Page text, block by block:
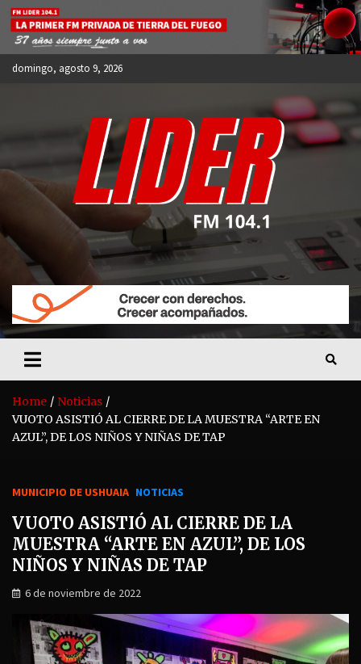
Skip
content
domingo, agosto 9, 2026
FM LIDER 104.1
Home
Noticias
VUOTO ASISTIÓ AL CIERRE DE LA MUESTRA “ARTE EN
AZUL”, DE LOS NIÑOS Y NIÑAS DE TAP
MUNICIPIO DE USHUAIA NOTICIAS
VUOTO ASISTIÓ AL CIERRE DE LA
MUESTRA “ARTE EN AZUL”, DE LOS
NIÑOS Y NIÑAS DE TAP
6 de noviembre de 2022